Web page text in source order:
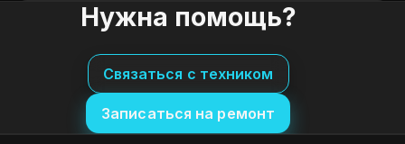
Нужна помощь?
Связаться с техником
Записаться на ремонт